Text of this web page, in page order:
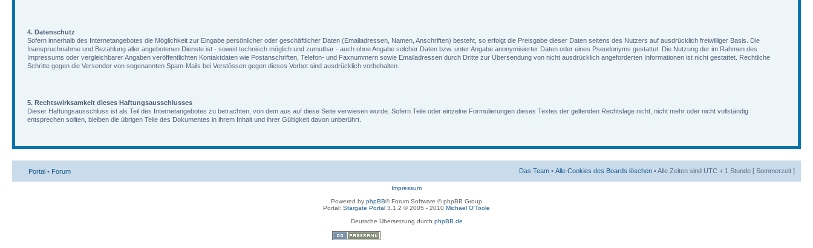
4. Datenschutz
Sofern innerhalb des Internetangebotes die Möglichkeit zur Eingabe persönlicher oder geschäftlicher Daten (Emailadressen, Namen, Anschriften) besteht, so erfolgt die Preisgabe dieser Daten seitens des Nutzers auf ausdrücklich freiwilliger Basis. Die
Inanspruchnahme und Bezahlung aller angebotenen Dienste ist - soweit technisch möglich und zumutbar - auch ohne Angabe solcher Daten bzw. unter Angabe anonymisierter Daten oder eines Pseudonyms gestattet. Die Nutzung der im Rahmen des
Impressums oder vergleichbarer Angaben veröffentlichten Kontaktdaten wie Postanschriften, Telefon- und Faxnummern sowie Emailadressen durch Dritte zur Übersendung von nicht ausdrücklich angeforderten Informationen ist nicht gestattet. Rechtliche
Schritte gegen die Versender von sogenannten Spam-Mails bei Verstössen gegen dieses Verbot sind ausdrücklich vorbehalten.
5. Rechtswirksamkeit dieses Haftungsausschlusses
Dieser Haftungsausschluss ist als Teil des Internetangebotes zu betrachten, von dem aus auf diese Seite verwiesen wurde. Sofern Teile oder einzelne Formulierungen dieses Textes der geltenden Rechtslage nicht, nicht mehr oder nicht vollständig
entsprechen sollten, bleiben die übrigen Teile des Dokumentes in ihrem Inhalt und ihrer Gültigkeit davon unberührt.
Portal • Forum Das Team • Alle Cookies des Boards löschen • Alle Zeiten sind UTC + 1 Stunde [ Sommerzeit ]
Impressum
Powered by phpBB® Forum Software © phpBB Group
Portal: Stargate Portal 3.1.2 © 2005 - 2010 Michael O'Toole
Deutsche Übersetzung durch phpBB.de